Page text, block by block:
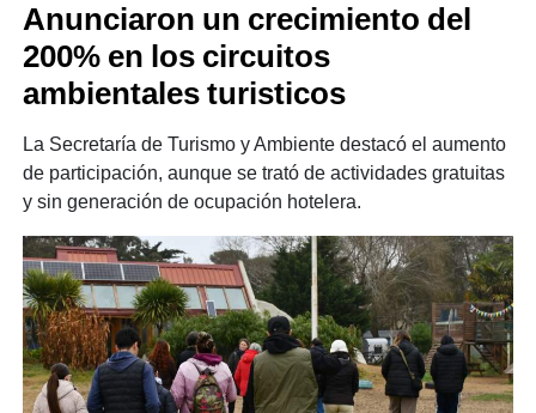
Anunciaron un crecimiento del
200% en los circuitos
ambientales turisticos
La Secretaría de Turismo y Ambiente destacó el aumento
de participación, aunque se trató de actividades gratuitas
y sin generación de ocupación hotelera.